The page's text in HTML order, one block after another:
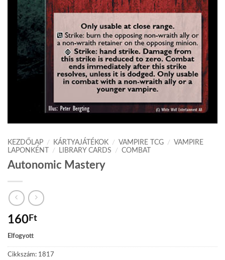
KEZDŐLAP / KÁRTYAJÁTÉKOK / VAMPIRE TCG /
VAMPIRE
LAPONKÉNT
/ LIBRARY CARDS / COMBAT
Autonomic Mastery
160Ft
Elfogyott
Cikkszám: 1817